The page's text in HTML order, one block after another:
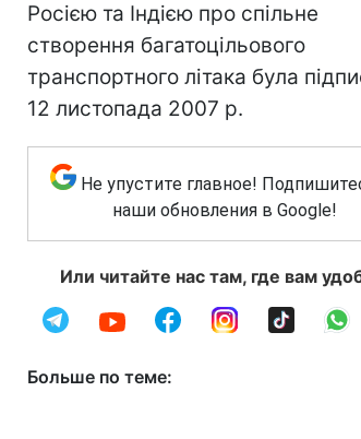
Росією та Індією про спільне
створення багатоцільового
транспортного літака була
12 листопада 2007 р.
Не упустите главное!
наши обновления в Google!
Или читайте нас там, где вам
Больше по теме: